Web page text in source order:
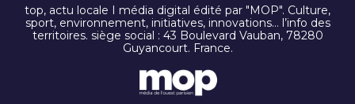
top, actu locale I média digital édité par "MOP". Culture,
sport, environnement, initiatives, innovations… l’info des
territoires. siège social : 43 Boulevard Vauban, 78280
Guyancourt. France.